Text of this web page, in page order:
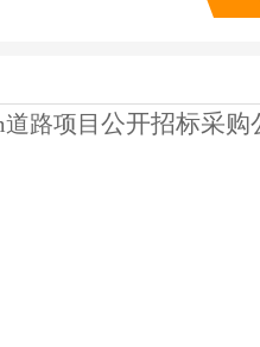
道路项目 公开招标采购